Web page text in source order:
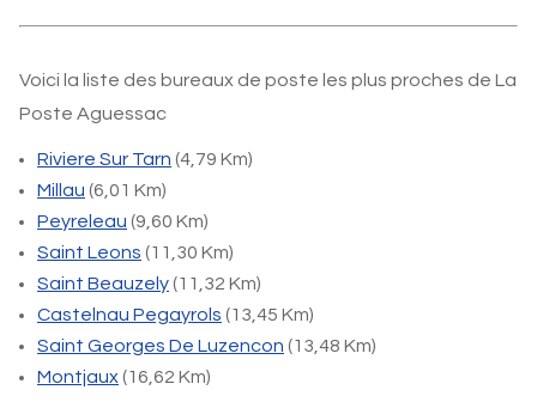
Voici la liste des bureaux de poste les plus proches de La
Poste Aguessac
Riviere Sur Tarn (4,79 Km)
Millau (6,01 Km)
Peyreleau (9,60 Km)
Saint Leons (11,30 Km)
Saint Beauzely(11,32 Km)
Castelnau Pegayrols (13,45 Km)
Saint Georges De Luzencon (13,48 Km)
Montjaux(16,62 Km)